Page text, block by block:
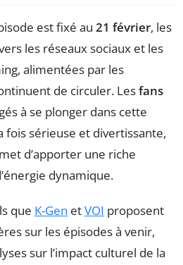
est fixé au 21 février, les
les réseaux sociaux et les
alimentées par les
de circuler. Lesfans
à se plonger dans cette
fois sérieuse et divertissante,
d’apporter une riche
dynamique.
que K-Gen etVOI proposent
sur les épisodes à venir,
sur l’impact culturel de la